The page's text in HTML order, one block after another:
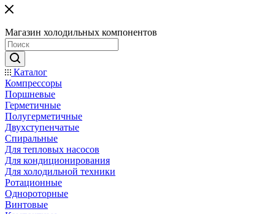
Магазин холодильных компонентов
Каталог
Компрессоры
Поршневые
Герметичные
Полугерметичные
Двухступенчатые
Спиральные
Для тепловых насосов
Для кондиционирования
Для холодильной техники
Ротационные
Однороторные
Винтовые